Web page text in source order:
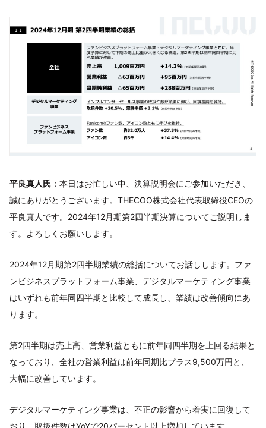
平良真人氏 ：本日はお忙しい中、決算説明会にご参加いただき、
誠にありがとうございます。THECOO株式会社代表取締役CEOの
平良真人です。2024年12月期第2四半期決算についてご説明しま
す。よろしくお願いします。
2024年12月期第2四半期業績の総括についてお話しします。ファ
ンビジネスプラットフォーム事業、デジタルマーケティング事業
はいずれも前年同四半期と比較して成長し、業績は改善傾向にあ
ります。
第2四半期は売上高、営業利益ともに前年同四半期を上回る結果と
なっており、全社の営業利益は前年同期比プラス9,500万円と、
大幅に改善しています。
デジタルマーケティング事業は、不正の影響から着実に回復して
おり、取扱件数はYoYで20パーセント以上増加しています。